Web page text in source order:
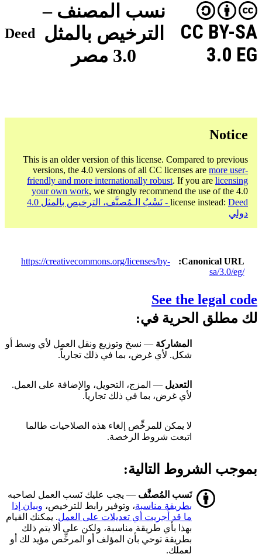
نسب المصنف –
الترخيص بالمثل
3.0 مصر
CC BY-SA
3.0 EG
Deed
Notice
This is an older version of this license. Compared to previous
versions, the 4.0 versions of all CC licenses are more user-
friendly and more internationally robust. If you are licensing
your own work, we strongly recommend the use of the 4.0
license instead:
Deed - نَسْبُ الـمُصنَّف، الترخيص بالمثل 4.0
دولي
Canonical URL
https://creativecommons.org/licenses/by-
sa/3.0/eg/
See the legal code
لك مطلق الحرية في:
المشاركة — نسخ وتوزيع ونقل العمل لأي وسط أو
شكل. لأي غرض، بما في ذلك تجارياً.
التعديل — المزج، التحويل، والإضافة على العمل.
لأي غرض، بما في ذلك تجارياً.
لا يمكن للمرخِّص إلغاء هذه الصلاحيات طالما
اتبعت شروط الرخصة.
بموجب الشروط التالية:
نَسب المُصنَّف — يجب عليك نَسب العمل لصاحبه
بطريقة مناسبة، وتوفير رابط للترخيص، وبيان إذا
ما قد أُجريت أي تعديلات على العمل. يمكنك القيام
بهذا بأي طريقة مناسبة، ولكن على ألا يتم ذلك
بطريقة توحي بأن المؤلف أو المرخِّص مؤيد لك أو
لعملك.